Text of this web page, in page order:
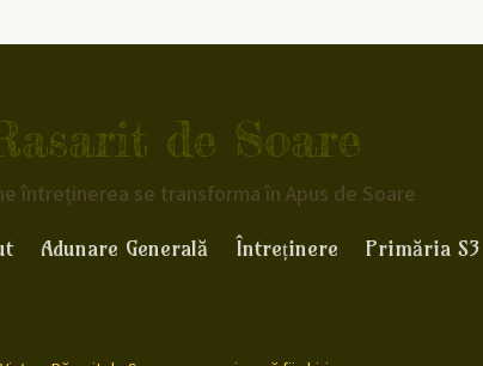
de Soare
întreținerea se transforma în Apus de Soare
Adunare Generală Întreținere Primăria S3